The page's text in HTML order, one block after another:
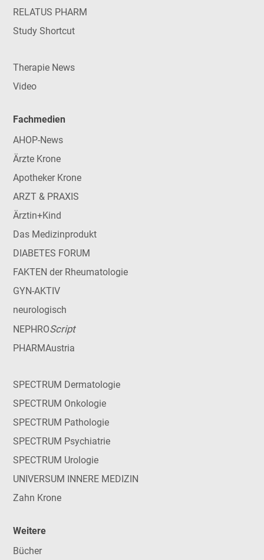
RELATUS PHARM
Study Shortcut
Therapie News
Video
Fachmedien
AHOP-News
Ärzte Krone
Apotheker Krone
ARZT & PRAXIS
Ärztin+Kind
Das Medizinprodukt
DIABETES FORUM
FAKTEN der Rheumatologie
GYN-AKTIV
neurologisch
NEPHROScript
PHARMAustria
SPECTRUM Dermatologie
SPECTRUM Onkologie
SPECTRUM Pathologie
SPECTRUM Psychiatrie
SPECTRUM Urologie
UNIVERSUM INNERE MEDIZIN
Zahn Krone
Weitere
Bücher